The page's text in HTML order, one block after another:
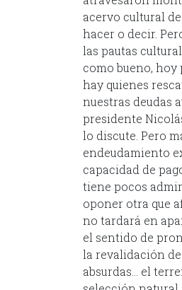
acervo cultural
hacer o decir.
las pautas
como bueno, hoy
hay quienes
nuestras deudas
presidente
lo discute. Pero
endeudamiento
capacidad de
tiene pocos
oponer otra que
no tardará en
el sentido de
la revalidación
absurdas… el